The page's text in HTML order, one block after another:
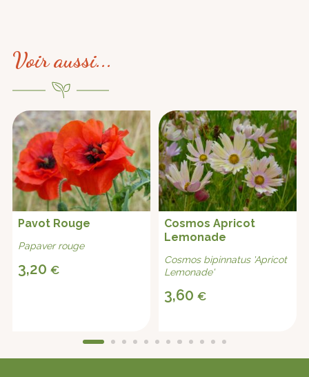
Voir aussi...
Pavot Rouge
Papaver rouge
3,20 €
Cosmos Apricot
Lemonade
Cosmos bipinnatus 'Apricot
Lemonade'
3,60 €